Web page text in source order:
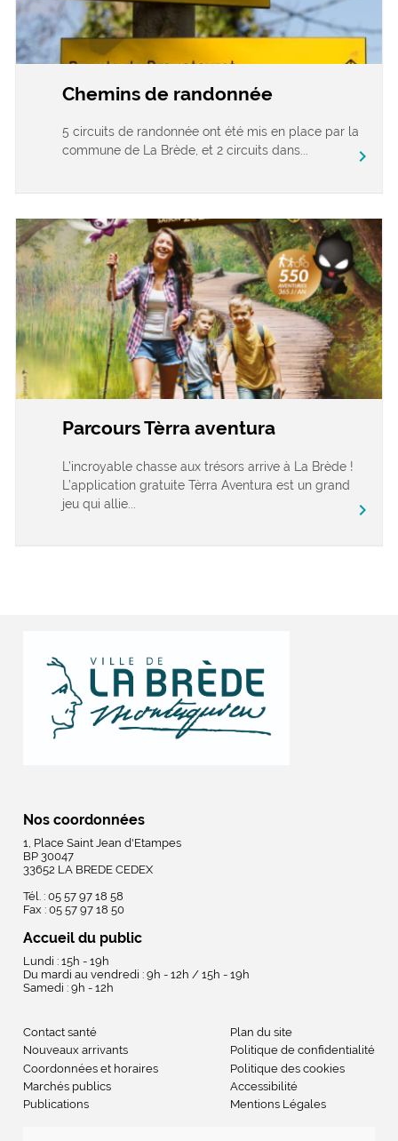
Chemins de randonnée
5 circuits de randonnée ont été mis en place par la
commune de La Brède, et 2 circuits dans...
chevron_right
Parcours Tèrra aventura
L’incroyable chasse aux trésors arrive à La Brède !
L’application gratuite Tèrra Aventura est un grand
jeu qui allie...
chevron_right
Nos coordonnées
1, Place Saint Jean d'Etampes
BP 30047
33652 LA BREDE CEDEX
Tél. : 05 57 97 18 58
Fax : 05 57 97 18 50
Accueil du public
Lundi : 15h - 19h
Du mardi au vendredi : 9h - 12h / 15h - 19h
Samedi : 9h - 12h
Contact santé
Nouveaux arrivants
Coordonnées et horaires
Marchés publics
Publications
Plan du site
Politique de confidentialité
Politique des cookies
Accessibilité
Mentions Légales